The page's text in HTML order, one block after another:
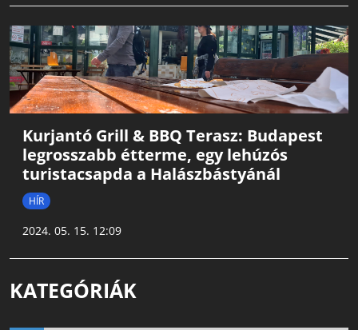
Kurjantó Grill & BBQ Terasz: Budapest
legrosszabb étterme, egy lehúzós
turistacsapda a Halászbástyánál
HÍR
2024. 05. 15. 12:09
KATEGÓRIÁK